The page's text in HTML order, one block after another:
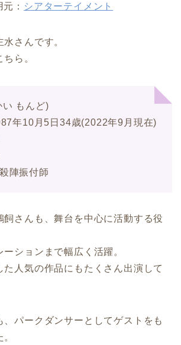
： シアターテイメント
さんです。
ら。
い もんど)
年10月5日34歳(2022年9月現在)
陣振付師
飼さんも、舞台を中心に活動する役
ションまで幅広く活躍。
た人気の作品にもたくさん出演して
、パークダンサーとしてゲストをも